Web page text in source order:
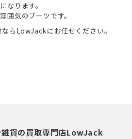
なります。
囲気のブーツです。
らLowJackにお任せください。
雑貨の買取専門店LowJack